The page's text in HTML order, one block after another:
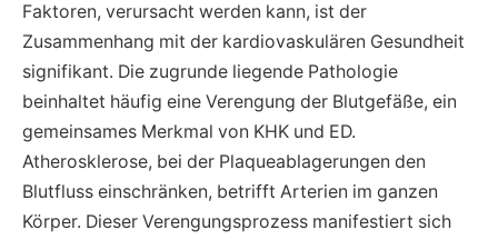
Faktoren, verursacht werden kann, ist der
Zusammenhang mit der kardiovaskulären Gesundheit
signifikant. Die zugrunde liegende Pathologie
beinhaltet häufig eine Verengung der Blutgefäße, ein
gemeinsames Merkmal von KHK und ED.
Atherosklerose, bei der Plaqueablagerungen den
Blutfluss einschränken, betrifft Arterien im ganzen
Körper. Dieser Verengungsprozess manifestiert sich